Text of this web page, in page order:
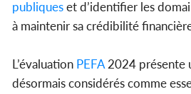
publiqueset d’identifier les
à maintenir sa crédibilité
L’évaluation PEFA2024 présente
désormais considérés comme